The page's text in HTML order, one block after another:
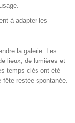
à adapter les
la galerie. Les
lieux, de lumières et
temps clés ont été
restée spontanée.